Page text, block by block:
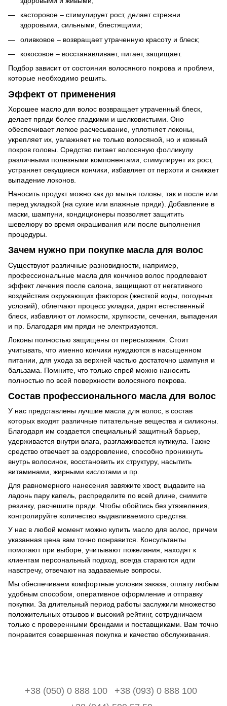
касторовое – стимулирует рост, делает стрежни
здоровыми, сильными, блестящими;
оливковое – возвращает утраченную красоту и блеск;
кокосовое – восстанавливает, питает, защищает.
Подбор зависит от состояния волосяного покрова и проблем,
которые необходимо решить.
Эффект от применения
Хорошее масло для волос возвращает утраченный блеск,
делает пряди более гладкими и шелковистыми. Оно
обеспечивает легкое расчесывание, уплотняет локоны,
укрепляет их, увлажняет не только волосяной, но и кожный
покров головы. Средство питает волосяную фолликулу
различными полезными компонентами, стимулирует их рост,
устраняет секущиеся кончики, избавляет от перхоти и снижает
выпадение локонов.
Наносить продукт можно как до мытья головы, так и после или
перед укладкой (на сухие или влажные пряди). Добавление в
маски, шампуни, кондиционеры позволяет защитить
шевелюру во время окрашивания или после выполнения
процедуры.
Зачем нужно при покупке масла для волос
Существуют различные разновидности, например,
профессиональные масла для кончиков волос продлевают
эффект лечения после салона, защищают от негативного
воздействия окружающих факторов (жесткой воды, погодных
условий), облегчают процесс укладки, дарят естественный
блеск, избавляют от ломкости, хрупкости, сечения, выпадения
и пр. Благодаря им пряди не электризуются.
Локоны полностью защищены от пересыхания. Стоит
учитывать, что именно кончики нуждаются в насыщенном
питании, для ухода за верхней частью достаточно шампуня и
бальзама. Помните, что только спрей можно наносить
полностью по всей поверхности волосяного покрова.
Состав профессионального масла для волос
У нас представлены лучшие масла для волос, в состав
которых входят различные питательные вещества и силиконы.
Благодаря им создается специальный защитный барьер,
удерживается внутри влага, разглаживается кутикула. Также
средство отвечает за оздоровление, способно проникнуть
внутрь волосинок, восстановить их структуру, насытить
витаминами, жирными кислотами и пр.
Для равномерного нанесения завяжите хвост, выдавите на
ладонь пару капель, распределите по всей длине, снимите
резинку, расчешите пряди. Чтобы обойтись без утяжеления,
контролируйте количество выдавливаемого средства.
У нас в любой момент можно купить масло для волос, причем
указанная цена вам точно понравится. Консультанты
помогают при выборе, учитывают пожелания, находят к
клиентам персональный подход, всегда стараются идти
навстречу, отвечают на задаваемые вопросы.
Мы обеспечиваем комфортные условия заказа, оплату любым
удобным способом, оперативное оформление и отправку
покупки. За длительный период работы заслужили множество
положительных отзывов и высокий рейтинг, сотрудничаем
только с проверенными брендами и поставщиками. Вам точно
понравится совершенная покупка и качество обслуживания.
+38 (050) 0 888 100
+38 (093) 0 888 100